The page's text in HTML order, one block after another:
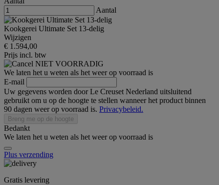
Aantal
Kookgerei Ultimate Set 13-delig
Wijzigen
€ 1.594,00
Prijs incl. btw
NIET VOORRADIG
We laten het u weten als het weer op voorraad is
E-mail
Uw gegevens worden door Le Creuset Nederland uitsluitend
gebruikt om u op de hoogte te stellen wanneer het product binnen
90 dagen weer op voorraad is. Privacybeleid.
Breng me op de hoogte
Bedankt
We laten het u weten als het weer op voorraad is
Plus verzending
Gratis levering